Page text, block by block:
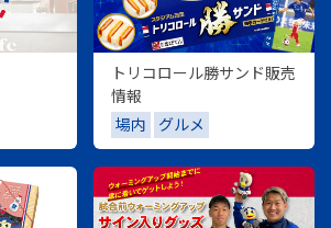
トリコロール勝サンド販売
情報
場内
グルメ